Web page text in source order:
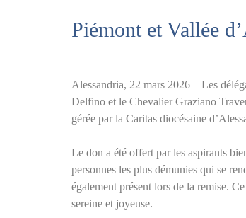
Piémont et Vallée
Alessandria, 22 mars 2026 – Les
Delfino et le Chevalier Graziano
gérée par la Caritas diocésaine
Le don a été offert par les aspirants
personnes les plus démunies qui se
également présent lors de la remise.
sereine et joyeuse.